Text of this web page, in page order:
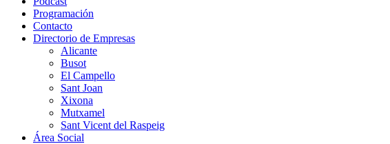
Programación
Contacto
Directorio de Empresas
Alicante
Busot
El Campello
Sant Joan
Xixona
Mutxamel
Sant Vicent del Raspeig
Área Social